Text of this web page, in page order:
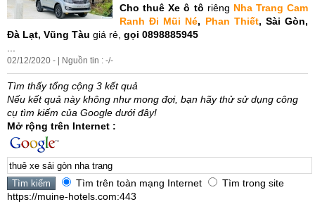
Chothuê Xe ô tô riêng Nha Trang Cam
Ranh Đi Mũi Né, Phan Thiết, SàiGòn,
Đà Lạt, Vũng Tàu giá rẻ, gọi 0898885945
02/12/2020 - | Nguồn tin : -/-
Tìm thấy tổng cộng 3 kết quả
Nếu kết quả này không như mong đợi, bạn hãy thử sử dụng công
cụ tìm kiếm của Google dưới đây!
Mở rộng trên Internet :
Tìm trên toàn mạng Internet
Tìm trong site
https://muine-hotels.com:443